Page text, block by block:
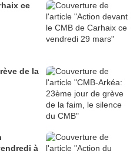
ce
de la
à